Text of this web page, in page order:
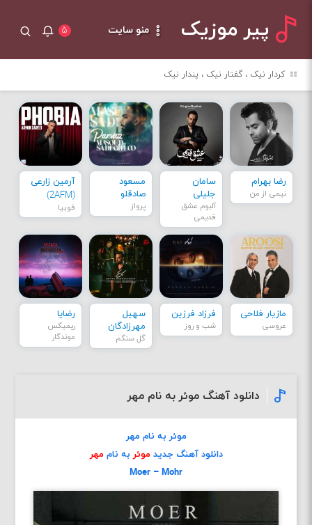
پیر موزیک منو سایت ۵
کردار نیک ، گفتار نیک ، پندار نیک
رضا بهرام
نیمی از من
سامان
جلیلی
آلبوم عشق
قدیمی
مسعود
صادقلو
پرواز
آرمین زارعی
(2AFM)
فوبیا
مازیار فلاحی
عروسی
فرزاد فرزین
شب و روز
سهیل
مهرزادگان
گل سنگم
رضایا
ریمیکس
موندگار
دانلود آهنگ موئر به نام مهر
موئر به نام مهر
دانلود آهنگ جدید موئر به ناممهر
Moer – Mohr